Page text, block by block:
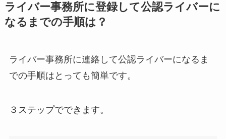
ライバー事務所に登録して公認ライバーに
なるまでの手順は？
ライバー事務所に連絡して公認ライバーになるま
での手順はとっても簡単です。
３ステップでできます。